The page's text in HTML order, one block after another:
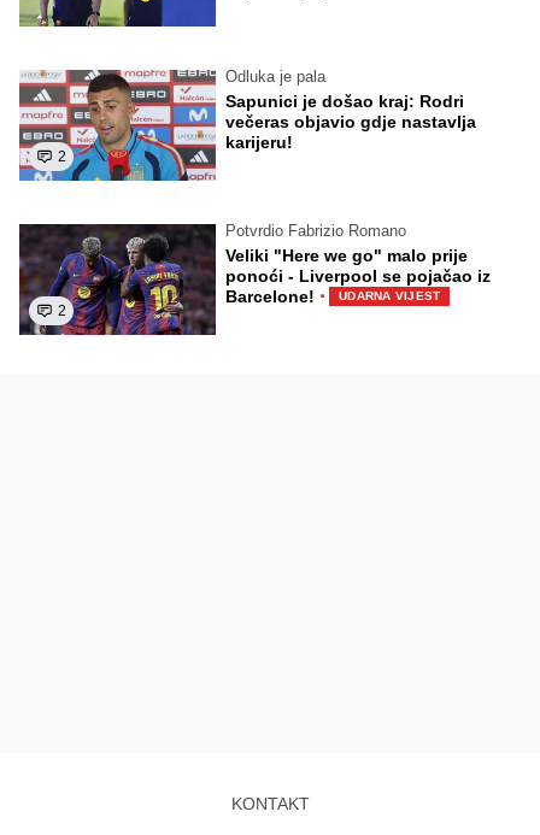
2
Odluka je pala
Sapunici je došao kraj: Rodri
večeras objavio gdje nastavlja
karijeru!
2
Potvrdio Fabrizio Romano
Veliki "Here we go" malo prije
ponoći - Liverpool se pojačao iz
Barcelone! · UDARNA VIJEST
KONTAKT